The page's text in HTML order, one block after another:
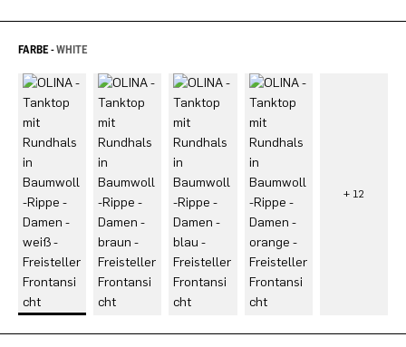
FARBE -WHITE